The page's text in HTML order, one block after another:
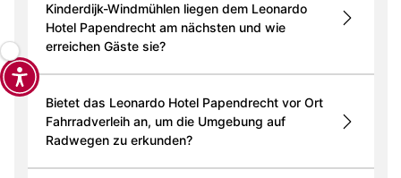
Kinderdijk-Windmühlen liegen dem Leonardo
Hotel Papendrecht am nächsten und wie
erreichen Gäste sie?
Bietet das Leonardo Hotel Papendrecht vor Ort
Fahrradverleih an, um die Umgebung auf
Radwegen zu erkunden?